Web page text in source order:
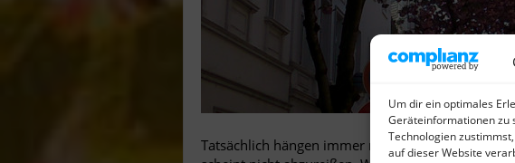
Um dir ein optimales
Geräteinformationen zu
Technologien
auf dieser Website
Tatsächlich hängen immer noch ne Menge